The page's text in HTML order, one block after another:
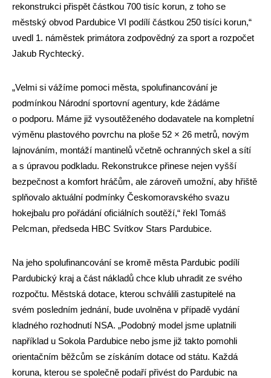
rekonstrukci přispět částkou 700 tisíc korun, z toho se
městský obvod Pardubice VI podílí částkou 250 tisíci korun,“
uvedl 1. náměstek primátora zodpovědný za sport a rozpočet
Jakub Rychtecký.
„Velmi si vážíme pomoci města, spolufinancování je
podmínkou Národní sportovní agentury, kde žádáme
o podporu. Máme již vysoutěženého dodavatele na kompletní
výměnu plastového povrchu na ploše 52 × 26 metrů, novým
lajnováním, montáží mantinelů včetně ochranných skel a sítí
a s úpravou podkladu. Rekonstrukce přinese nejen vyšší
bezpečnost a komfort hráčům, ale zároveň umožní, aby hřiště
splňovalo aktuální podmínky Českomoravského svazu
hokejbalu pro pořádání oficiálních soutěží,“ řekl Tomáš
Pelcman, předseda HBC Svítkov Stars Pardubice.
Na jeho spolufinancování se kromě města Pardubic podílí
Pardubický kraj a část nákladů chce klub uhradit ze svého
rozpočtu. Městská dotace, kterou schválili zastupitelé na
svém posledním jednání, bude uvolněna v případě vydání
kladného rozhodnutí NSA. „Podobný model jsme uplatnili
například u Sokola Pardubice nebo jsme již takto pomohli
orientačním běžcům se získáním dotace od státu. Každá
koruna, kterou se společně podaří přivést do Pardubic na